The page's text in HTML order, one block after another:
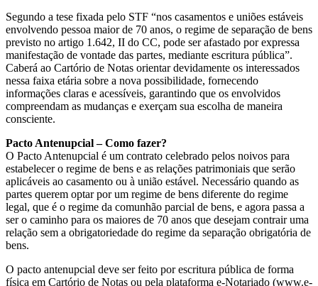
Segundo a tese fixada pelo STF “nos casamentos e uniões estáveis
envolvendo pessoa maior de 70 anos, o regime de separação de bens
previsto no artigo 1.642, II do CC, pode ser afastado por expressa
manifestação de vontade das partes, mediante escritura pública”.
Caberá ao Cartório de Notas orientar devidamente os interessados
nessa faixa etária sobre a nova possibilidade, fornecendo
informações claras e acessíveis, garantindo que os envolvidos
compreendam as mudanças e exerçam sua escolha de maneira
consciente.
Pacto Antenupcial – Como fazer?
O Pacto Antenupcial é um contrato celebrado pelos noivos para
estabelecer o regime de bens e as relações patrimoniais que serão
aplicáveis ao casamento ou à união estável. Necessário quando as
partes querem optar por um regime de bens diferente do regime
legal, que é o regime da comunhão parcial de bens, e agora passa a
ser o caminho para os maiores de 70 anos que desejam contrair uma
relação sem a obrigatoriedade do regime da separação obrigatória de
bens.
O pacto antenupcial deve ser feito por escritura pública de forma
física em Cartório de Notas ou pela plataforma e-Notariado (www.e-